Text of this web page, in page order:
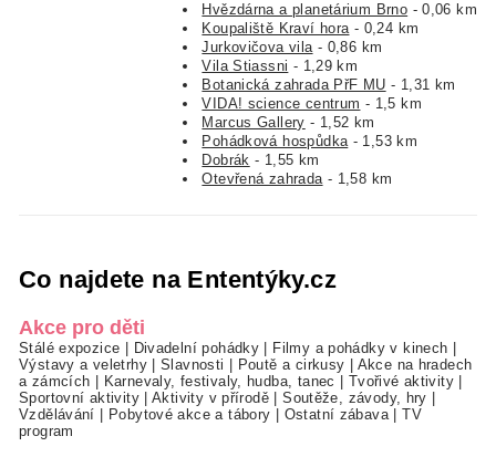
Hvězdárna a planetárium Brno - 0,06 km
Koupaliště Kraví hora- 0,24 km
Jurkovičova vila- 0,86 km
Vila Stiassni - 1,29 km
Botanická zahrada PřF MU - 1,31 km
VIDA! science centrum - 1,5 km
Marcus Gallery - 1,52 km
Pohádková hospůdka- 1,53 km
Dobrák - 1,55 km
Otevřená zahrada- 1,58 km
Co najdete na Ententýky.cz
Akce pro děti
Stálé expozice | Divadelní pohádky | Filmy a pohádky v kinech |
Výstavy a veletrhy|Slavnosti | Poutě a cirkusy | Akce na hradech
a zámcích | Karnevaly, festivaly, hudba, tanec | Tvořivé aktivity |
Sportovní aktivity|Aktivity v přírodě |Soutěže, závody, hry |
Vzdělávání | Pobytové akce a tábory | Ostatní zábava |TV
program